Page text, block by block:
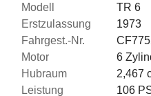
Modell
TR 6
Erstzulassung
1973
Fahrgest.-Nr.
Motor
6
Hubraum
2,467
Leistung
106